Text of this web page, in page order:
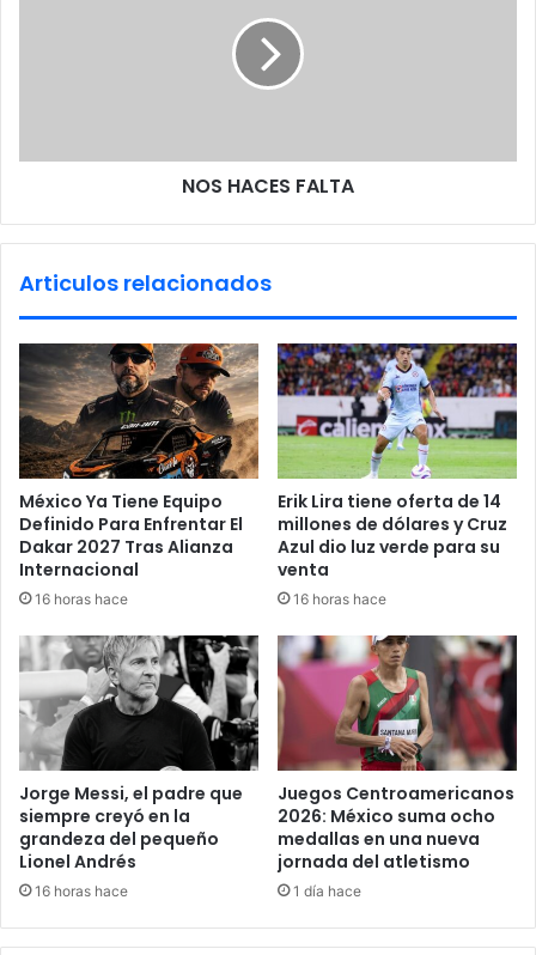
n
r
o
,
A
l
e
n
d
e
F
NOS HACES FALTA
Articulos relacionados
México Ya Tiene Equipo
Definido Para Enfrentar El
Dakar 2027 Tras Alianza
Internacional
16 horas hace
Erik Lira tiene oferta de 14
millones de dólares y Cruz
Azul dio luz verde para su
venta
16 horas hace
Jorge Messi, el padre que
siempre creyó en la
grandeza del pequeño
Lionel Andrés
16 horas hace
Juegos Centroamericanos
2026: México suma ocho
medallas en una nueva
jornada del atletismo
1 día hace